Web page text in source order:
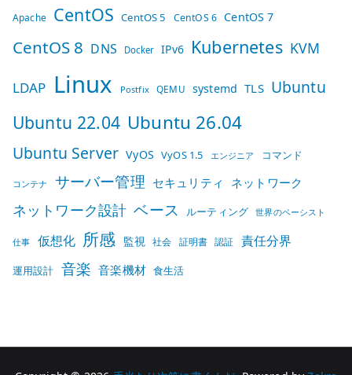
Apache CentOS CentOS 5 CentOS 6 CentOS 7
CentOS 8 DNS Docker IPv6 Kubernetes KVM
LDAP Linux Postfix QEMU systemd TLS Ubuntu
Ubuntu 22.04 Ubuntu 26.04
Ubuntu Server VyOS VyOS 1.5 エンジニア コマンド
コンテナ サーバー管理 セキュリティ ネットワーク
ネットワーク設計 ベース ルーティング 世界のベーシスト
仕事 仮想化 所感 監視 社会 証明書 認証 責任分界
運用設計 音楽 音楽機材 食生活